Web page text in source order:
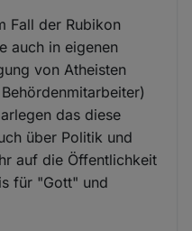
Fall der Rubikon
auch in eigenen
von Atheisten
das diese
über Politik und
auf die Öffentlichkeit
für "Gott" und